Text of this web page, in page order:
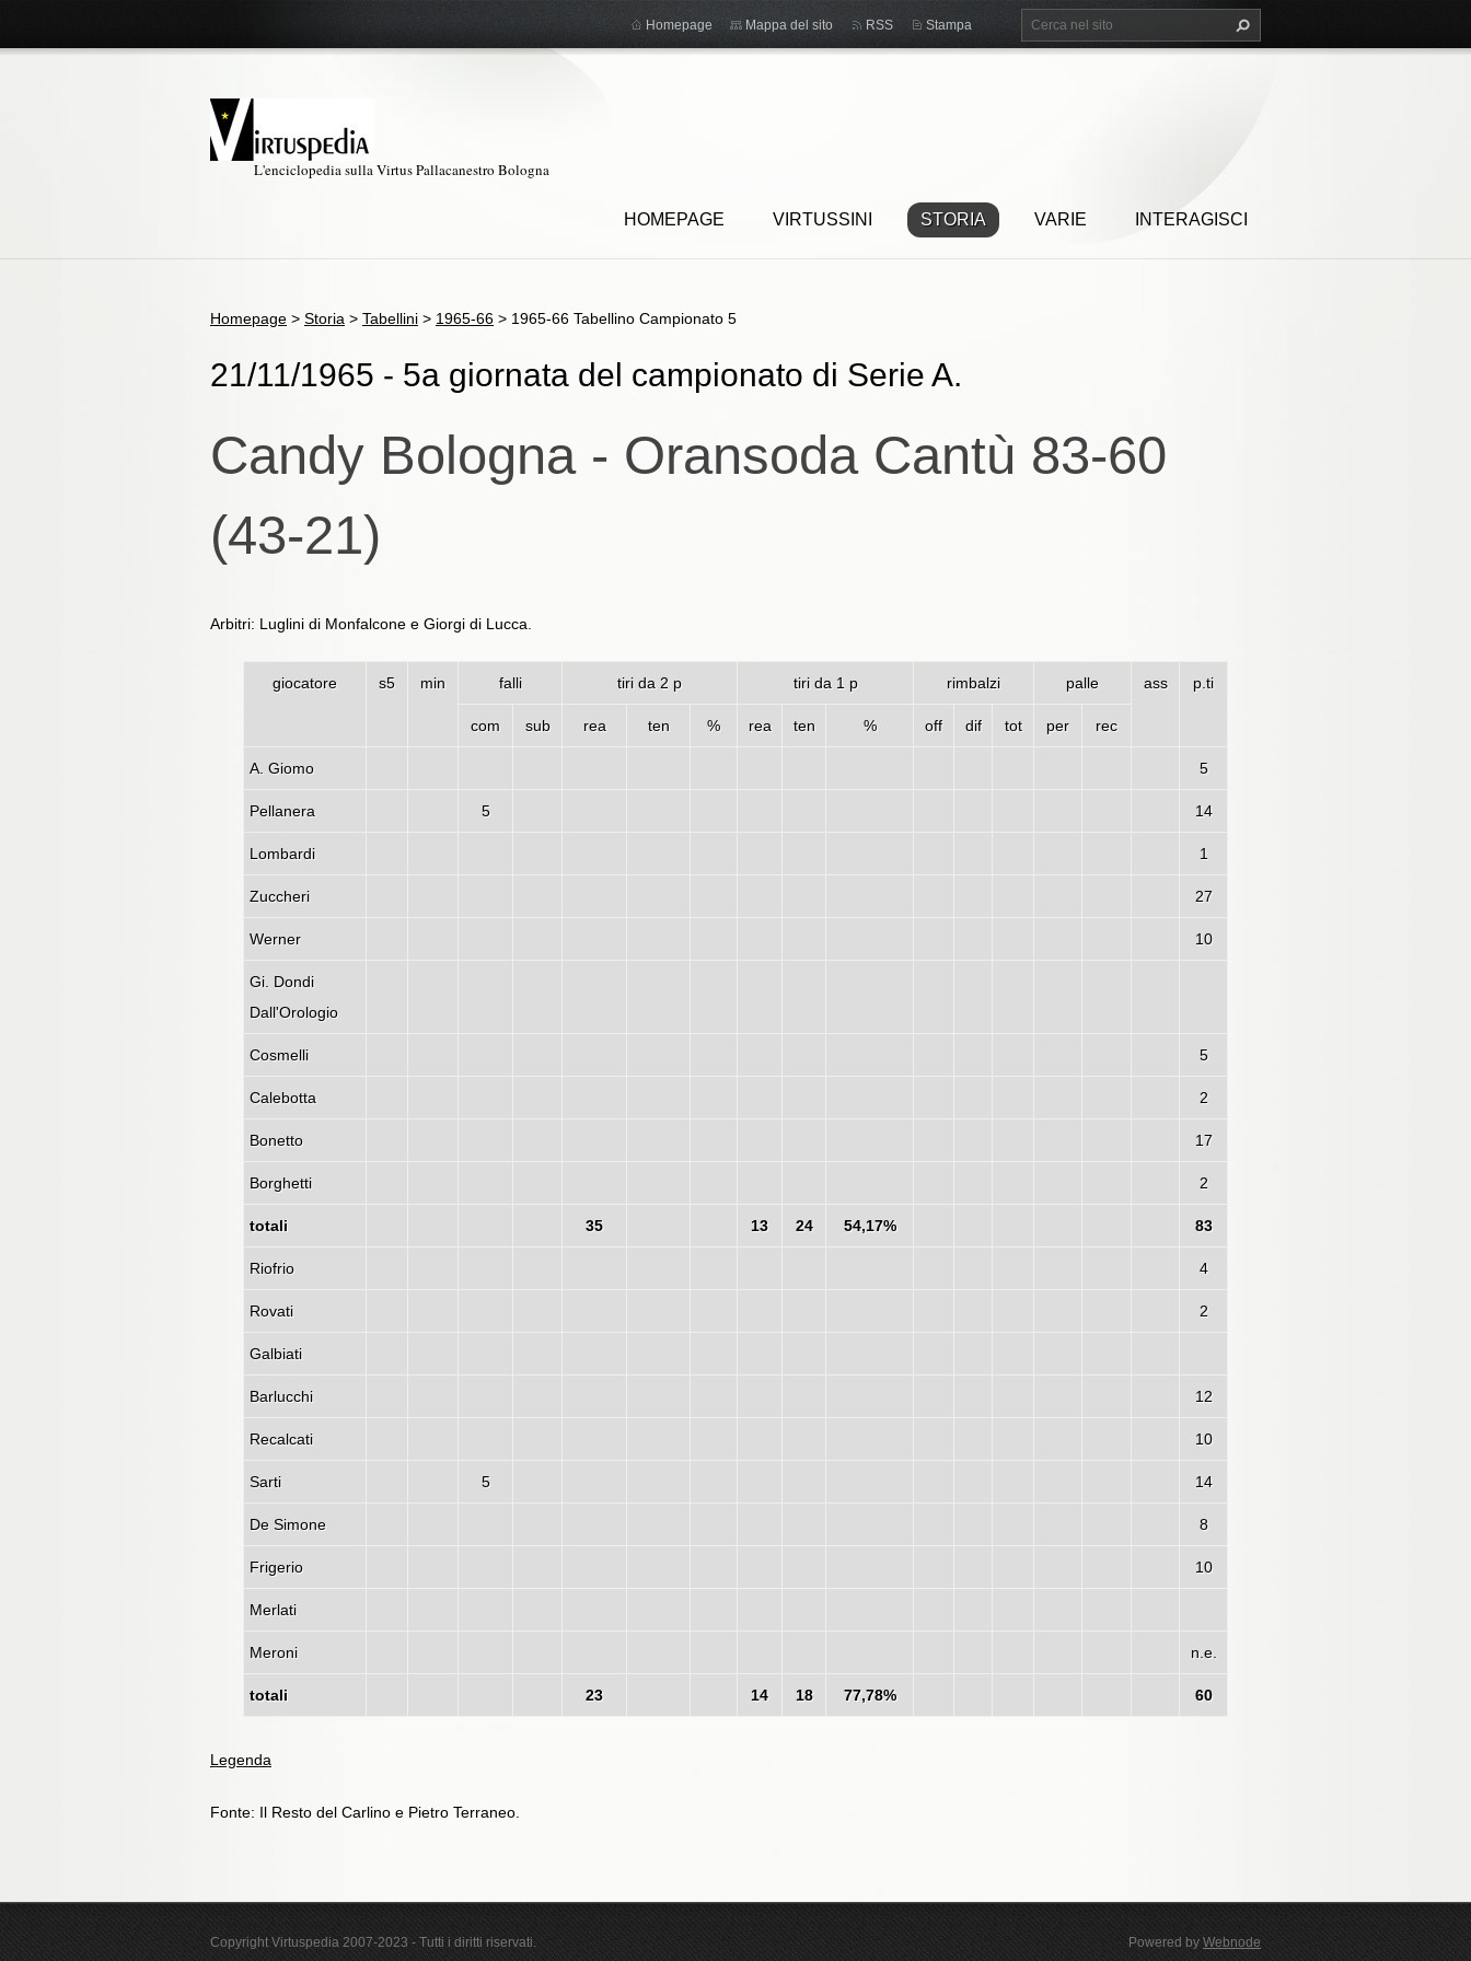
L'enciclopedia sulla Virtus Pallacanestro Bologna
HOMEPAGE VIRTUSSINI STORIA VARIE INTERAGISCI
Homepage Mappa del sito RSS Stampa
Homepage > Storia > Tabellini > 1965-66 > 1965-66 Tabellino Campionato 5
21/11/1965 - 5a giornata del campionato di Serie A.
Candy Bologna - Oransoda Cantù 83-60
(43-21)
Arbitri: Luglini di Monfalcone e Giorgi di Lucca.
giocatore s5 min falli tiri da 2 p tiri da 1 p rimbalzi palle ass p.ti
com sub rea ten % rea ten % off dif tot per rec
A. Giomo 5
Pellanera 5 14
Lombardi 1
Zuccheri 27
Werner 10
Gi. Dondi
Dall'Orologio
Cosmelli 5
Calebotta 2
Bonetto 17
Borghetti 2
totali 35 13 24 54,17% 83
Riofrio 4
Rovati 2
Galbiati
Barlucchi 12
Recalcati 10
Sarti 5 14
De Simone 8
Frigerio 10
Merlati
Meroni n.e.
totali 23 14 18 77,78% 60
Legenda
Fonte: Il Resto del Carlino e Pietro Terraneo.
Copyright Virtuspedia 2007-2023 - Tutti i diritti riservati. Powered by Webnode